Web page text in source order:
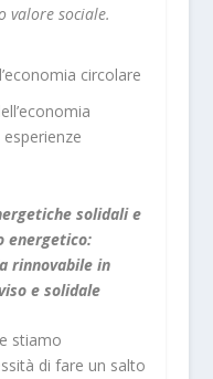
valore sociale.
circolare
solidali e
energetico:
rinnovabile in
e solidale
stiamo
di fare un salto